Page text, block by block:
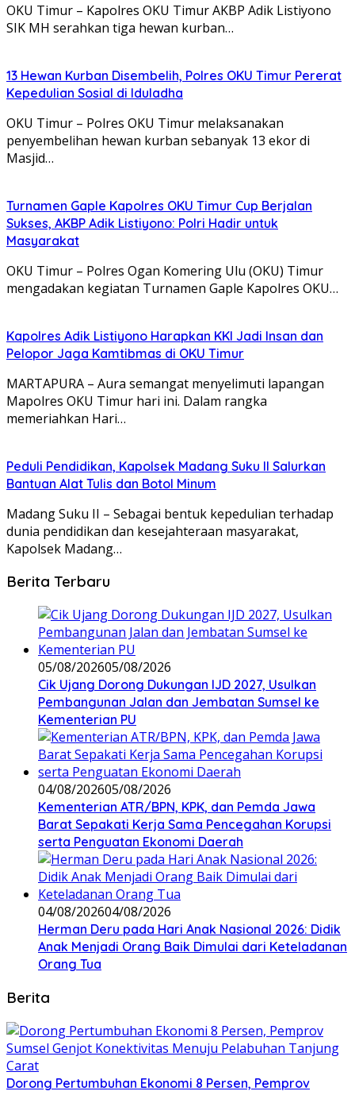
OKU Timur – Kapolres OKU Timur AKBP Adik Listiyono
SIK MH serahkan tiga hewan kurban…
13 Hewan Kurban Disembelih, Polres OKU Timur Pererat
Kepedulian Sosial di Iduladha
OKU Timur – Polres OKU Timur melaksanakan
penyembelihan hewan kurban sebanyak 13 ekor di
Masjid…
Turnamen Gaple Kapolres OKU Timur Cup Berjalan
Sukses, AKBP Adik Listiyono: Polri Hadir untuk
Masyarakat
OKU Timur – Polres Ogan Komering Ulu (OKU) Timur
mengadakan kegiatan Turnamen Gaple Kapolres OKU…
Kapolres Adik Listiyono Harapkan KKI Jadi Insan dan
Pelopor Jaga Kamtibmas di OKU Timur
MARTAPURA – Aura semangat menyelimuti lapangan
Mapolres OKU Timur hari ini. Dalam rangka
memeriahkan Hari…
Peduli Pendidikan, Kapolsek Madang Suku II Salurkan
Bantuan Alat Tulis dan Botol Minum
Madang Suku II – Sebagai bentuk kepedulian terhadap
dunia pendidikan dan kesejahteraan masyarakat,
Kapolsek Madang…
Berita Terbaru
05/08/202605/08/2026
Cik Ujang Dorong Dukungan IJD 2027, Usulkan
Pembangunan Jalan dan Jembatan Sumsel ke
Kementerian PU
04/08/202605/08/2026
Kementerian ATR/BPN, KPK, dan Pemda Jawa
Barat Sepakati Kerja Sama Pencegahan Korupsi
serta Penguatan Ekonomi Daerah
04/08/202604/08/2026
Herman Deru pada Hari Anak Nasional 2026: Didik
Anak Menjadi Orang Baik Dimulai dari Keteladanan
Orang Tua
Berita
Dorong Pertumbuhan Ekonomi 8 Persen, Pemprov